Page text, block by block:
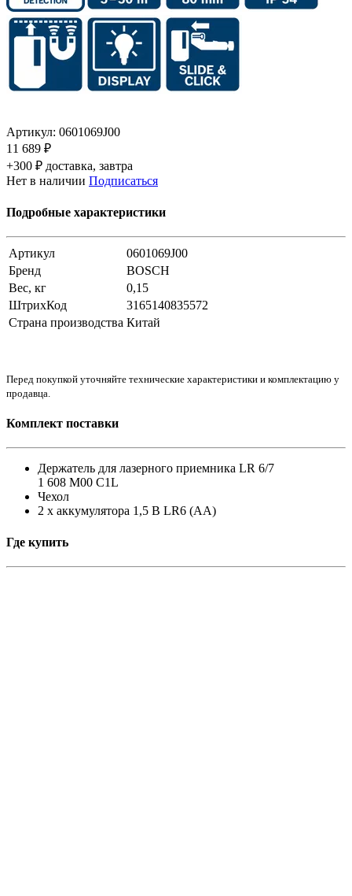
Артикул: 0601069J00
11 689 ₽
+300 ₽ доставка, завтра
Нет в наличии Подписаться
Подробные характеристики
Артикул
0601069J00
Бренд
BOSCH
Вес, кг
0,15
ШтрихКод
3165140835572
Страна производства Китай
Перед покупкой уточняйте технические характеристики и комплектацию у
продавца.
Комплект поставки
Держатель для лазерного приемника LR 6/7
1 608 M00 C1L
Чехол
2 х аккумулятора 1,5 В LR6 (AA)
Где купить